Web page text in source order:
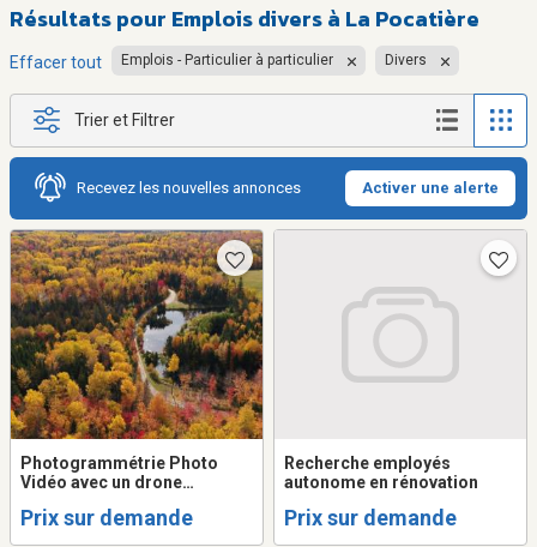
Résultats pour Emplois divers à La Pocatière
Effacer tout Emplois - Particulier à particulier Divers
Trier et Filtrer
Recevez les nouvelles annonces Activer une alerte
Photogrammétrie Photo
Vidéo avec un drone
Jean Port-Joli Montmagny
Prix sur demande
Recherche employés
autonome en rénovation
Prix sur demande